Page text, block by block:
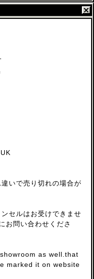
いで売り切れの場合が
セルはお受けできませ
お問い合わせくださ
as well.that
marked it on website